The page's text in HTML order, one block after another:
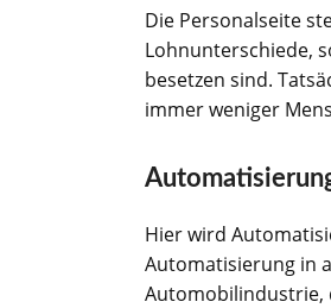
Die Personalseite
Lohnunterschiede,
besetzen sind.
immer weniger
Hier wird
Automatisierung in
Automobilindustrie,